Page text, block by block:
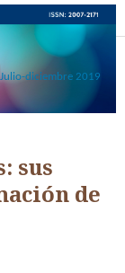
diciembre 2019
sus
de